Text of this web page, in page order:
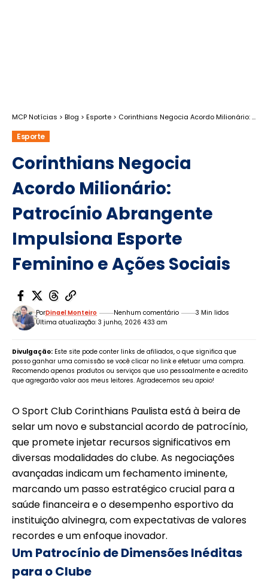
MCP Notícias > Blog > Esporte > Corinthians Negocia Acordo Milionário: Patrocínio Abrangente Impulsiona Esporte Feminino e Ações Sociais
Esporte
Corinthians Negocia
Acordo Milionário:
Patrocínio Abrangente
Impulsiona Esporte
Feminino e Ações Sociais
Última atualização: 3 junho, 2026 4:33 am
PorDinael Monteiro Nenhum comentário 3 Min lidos
Divulgação: Este site pode conter links de afiliados, o que significa que
posso ganhar uma comissão se você clicar no link e efetuar uma compra.
Recomendo apenas produtos ou serviços que uso pessoalmente e acredito
que agregarão valor aos meus leitores. Agradecemos seu apoio!
O Sport Club Corinthians Paulista está à beira de
selar um novo e substancial acordo de patrocínio,
que promete injetar recursos significativos em
diversas modalidades do clube. As negociações
avançadas indicam um fechamento iminente,
marcando um passo estratégico crucial para a
saúde financeira e o desempenho esportivo da
instituição alvinegra, com expectativas de valores
recordes e um enfoque inovador.
Um Patrocínio de Dimensões Inéditas
para o Clube